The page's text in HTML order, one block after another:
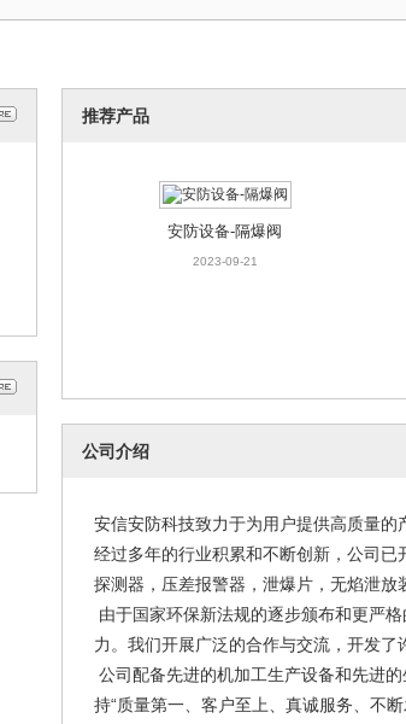
推荐产品
安防设备-隔爆阀
公司介绍
安信安防科技致力于为用户提供高质量的
经过多年的行业积累和不断创新，公司
探测器，压差报警器，泄爆片，无焰泄放
由于国家环保新法规的逐步颁布和更严
力。我们开展广泛的合作与交流，开发了
公司配备先进的机加工生产设备和先进
持“质量第一、客户至上、真诚服务、不